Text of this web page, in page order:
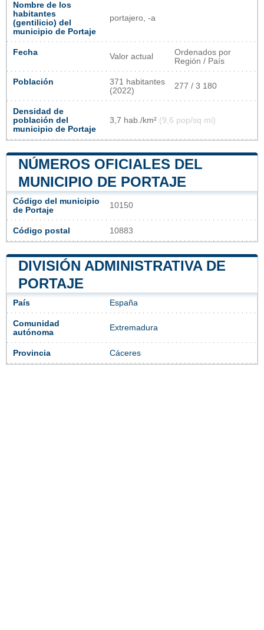
Nombre de los
habitantes
(gentilicio) del
municipio de Portaje
portajero, -a
Fecha Valor actual
Ordenados por
Región / País
Población
371 habitantes
(2022)
277 / 3 180
Densidad de
población del
municipio de Portaje
3,7 hab./km² (9,6 pop/sq mi)
NÚMEROS OFICIALES DEL
MUNICIPIO DE PORTAJE
Código del municipio
de Portaje
10150
Código postal 10883
DIVISIÓN ADMINISTRATIVA DE
PORTAJE
País España
Comunidad
autónoma
Extremadura
Provincia Cáceres